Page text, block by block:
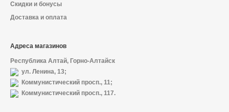
Скидки и бонусы
Доставка и оплата
Адреса магазинов
Республика Алтай, Горно-Алтайск
ул. Ленина, 13;
Коммунистический просп., 11;
Коммунистический просп., 117.